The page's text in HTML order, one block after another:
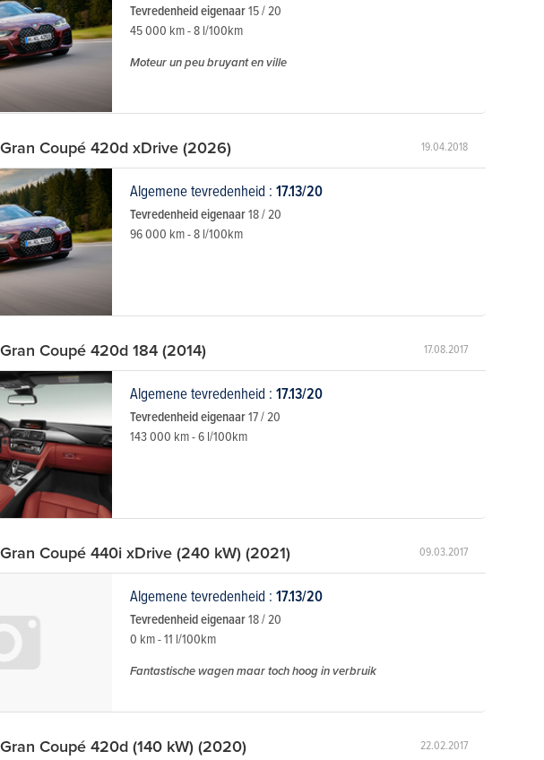
Tevredenheid eigenaar15 / 20
45 000 km - 8 l/100km
Moteur un peu bruyant en ville
19.04.2018
Coupé 420d xDrive (2026)
Algemene tevredenheid : 17.13/20
Tevredenheid eigenaar18 / 20
96 000 km - 8 l/100km
17.08.2017
Coupé 420d 184 (2014)
Algemene tevredenheid : 17.13/20
Tevredenheid eigenaar17 / 20
143 000 km - 6 l/100km
09.03.2017
Coupé 440i xDrive (240 kW) (2021)
Algemene tevredenheid : 17.13/20
Tevredenheid eigenaar18 / 20
0 km - 11 l/100km
Fantastische wagen maar toch hoog in verbruik
22.02.2017
Coupé 420d (140 kW) (2020)